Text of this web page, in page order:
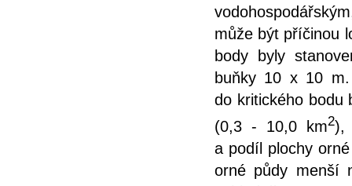
může být příčinou
body byly
buňky 10 x 10 m.
do kritického bodu
(0,3 - 10,0 km2),
a podíl plochy
orné půdy menší